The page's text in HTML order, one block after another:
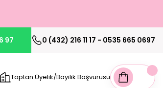
97 0 (432) 216 11 17 - 0535 665 0697
Toptan Üyelik/Bayilik Başvurusu